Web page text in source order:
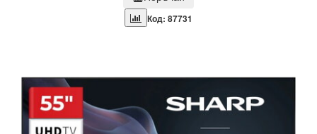
Код: 87731